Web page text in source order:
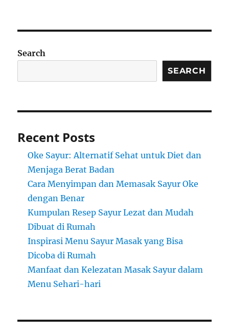
Search
SEARCH
Recent Posts
Oke Sayur: Alternatif Sehat untuk Diet dan
Menjaga Berat Badan
Cara Menyimpan dan Memasak Sayur Oke
dengan Benar
Kumpulan Resep Sayur Lezat dan Mudah
Dibuat di Rumah
Inspirasi Menu Sayur Masak yang Bisa
Dicoba di Rumah
Manfaat dan Kelezatan Masak Sayur dalam
Menu Sehari-hari